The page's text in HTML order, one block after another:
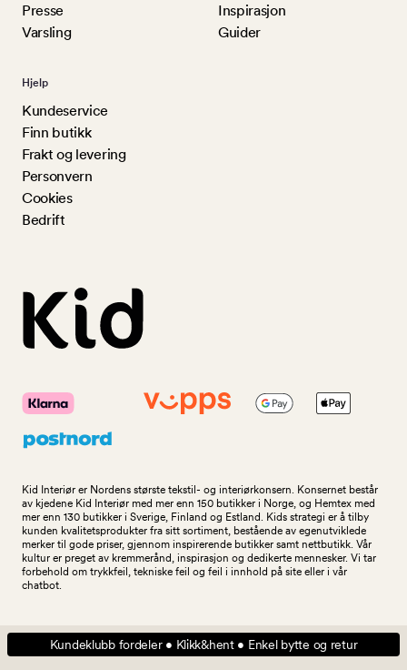
Presse
Varsling
Inspirasjon
Guider
Hjelp
Kundeservice
Finn butikk
Frakt og levering
Personvern
Cookies
Bedrift
Kid Interiør er Nordens største tekstil- og interiørkonsern. Konsernet består
av kjedene Kid Interiør med mer enn 150 butikker i Norge, og Hemtex med
mer enn 130 butikker i Sverige, Finland og Estland. Kids strategi er å tilby
kunden kvalitetsprodukter fra sitt sortiment, bestående av egenutviklede
merker til gode priser, gjennom inspirerende butikker samt nettbutikk. Vår
kultur er preget av kremmerånd, inspirasjon og dedikerte mennesker. Vi tar
forbehold om trykkfeil, tekniske feil og feil i innhold på site eller i vår
chatbot.
Kundeklubb fordeler • Klikk&hent • Enkel bytte og retur